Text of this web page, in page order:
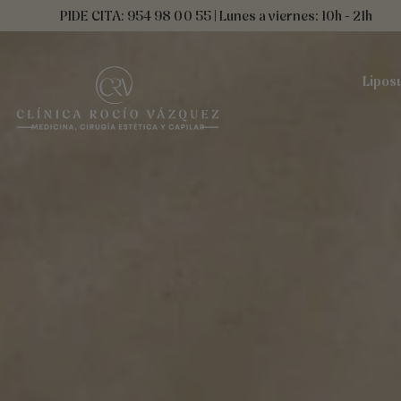
contenido
al
PIDE CITA: 954 98 00 55 | Lunes a viernes: 10h - 21h